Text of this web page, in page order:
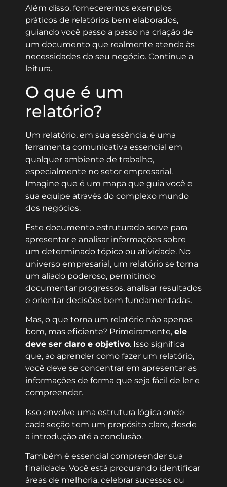
Além disso, forneceremos exemplos
práticos de relatórios bem elaborados,
guiando você passo a passo na criação de
um documento que realmente atenda às
necessidades do seu negócio. Continue a
leitura.
O que é um
relatório?
Um relatório, em sua essência, é uma
ferramenta comunicativa essencial em
qualquer ambiente de trabalho,
especialmente no setor empresarial.
Imagine que é um mapa que guia você e
sua equipe através do complexo mundo
dos negócios.
Este documento estruturado serve para
apresentar e analisar informações sobre
um determinado tópico ou atividade. No
universo empresarial, um relatório se torna
um aliado poderoso, permitindo
documentar progressos, analisar resultados
e orientar decisões bem fundamentadas.
Mas, o que torna um relatório não apenas
bom, mas eficiente? Primeiramente, ele
deve ser claro e objetivo. Isso significa
que, ao aprender como fazer um relatório,
você deve se concentrar em apresentar as
informações de forma que seja fácil de ler e
compreender.
Isso envolve uma estrutura lógica onde
cada seção tem um propósito claro, desde
a introdução até a conclusão.
Também é essencial compreender sua
finalidade. Você está procurando identificar
áreas de melhoria, celebrar sucessos ou